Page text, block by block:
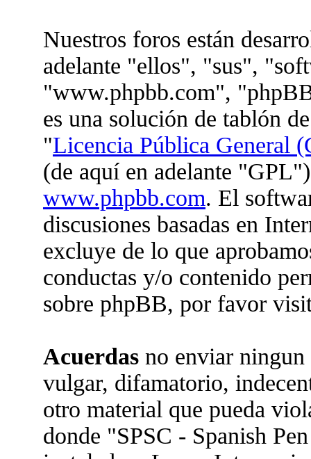
Nuestros foros están
adelante "ellos", "sus",
"www.phpbb.com",
es una solución de tablón
"Licencia Pública General
(de aquí en adelante
www.phpbb.com. El
discusiones basadas en
excluye de lo que
conductas y/o contenido
sobre phpBB, por favor
Acuerdas no enviar ningun
vulgar, difamatorio,
otro material que pueda
donde "SPSC - Spanish